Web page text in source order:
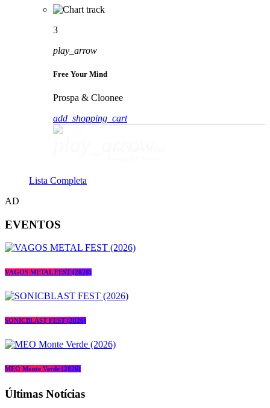
3
play_arrow
Free Your Mind
Prospa & Cloonee
add_shopping_cart
Lista Completa
AD
EVENTOS
VAGOS METAL FEST (2026)
SONICBLAST FEST (2026)
MEO Monte Verde (2026)
Últimas Notícias